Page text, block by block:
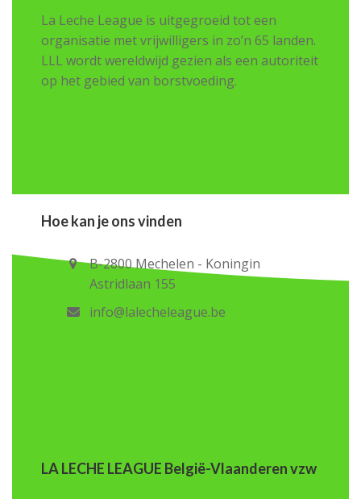
La Leche League is uitgegroeid tot een
organisatie met vrijwilligers in zo’n 65 landen.
LLL wordt wereldwijd gezien als een autoriteit
op het gebied van borstvoeding.
Hoe kan je ons vinden
B-2800 Mechelen - Koningin
Astridlaan 155
info@lalecheleague.be
LA LECHE LEAGUE België-Vlaanderen vzw